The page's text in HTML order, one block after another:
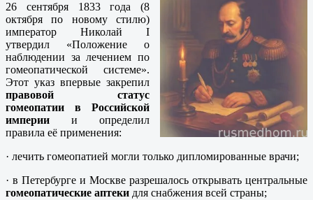
26 сентября 1833 года (8
октября по новому стилю)
император Николай I
утвердил «Положение о
наблюдении за лечением по
гомеопатической системе».
Этот указ впервые закрепил
правовой статус
гомеопатии в Российской
империи и определил
правила её применения:
· лечить гомеопатией могли только дипломированные врачи;
· в Петербурге и Москве разрешалось открывать центральные
гомеопатические аптеки для снабжения всей страны;